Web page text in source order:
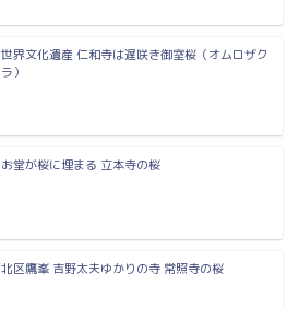
世界文化遺産 仁和寺は遅咲き御室桜（オムロザク
ラ）
お堂が桜に埋まる 立本寺の桜
北区鷹峯 吉野太夫ゆかりの寺 常照寺の桜